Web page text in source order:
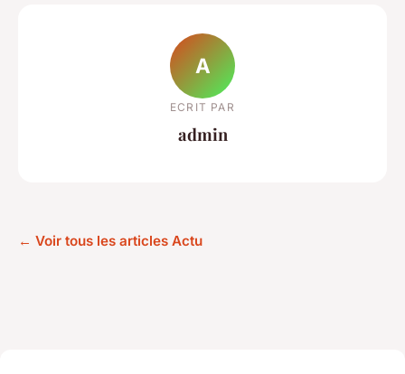
A
ECRIT PAR
admin
← Voir tous les articles Actu